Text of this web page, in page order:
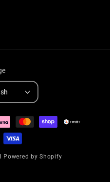
Powered by Shopify